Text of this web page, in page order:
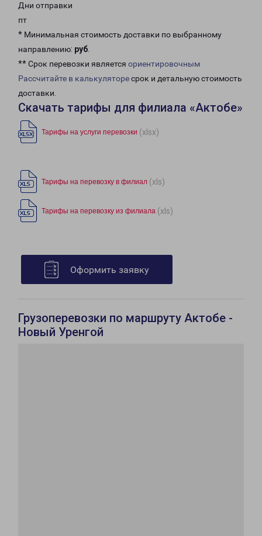
Дни отправки
пт
* Минимальная стоимость доставки по выбранному
направлению: руб.
** Срок перевозки является ориентировочным
Рассчитайте в калькуляторесрок и детальную стоимость
доставки.
Скачать тарифы для филиала «Актобе»
Тарифы на услуги перевозки (xlsx)
Тарифы на перевозку в филиал (xls)
Тарифы на перевозку из филиала (xls)
Оформить заявку
Грузоперевозки по маршруту Актобе -
Новый Уренгой